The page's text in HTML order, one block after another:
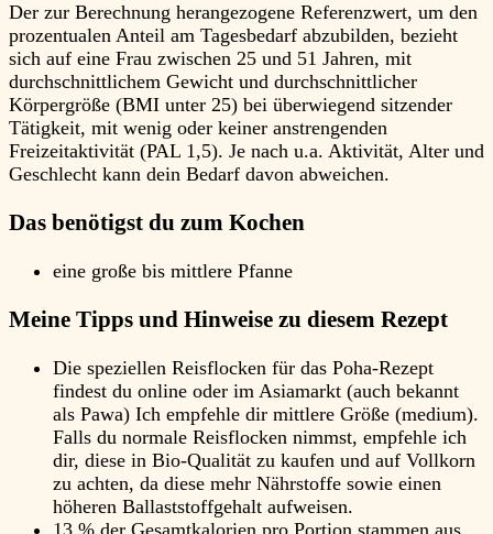
Der zur Berechnung herangezogene Referenzwert, um den
prozentualen Anteil am Tagesbedarf abzubilden, bezieht
sich auf eine Frau zwischen 25 und 51 Jahren, mit
durchschnittlichem Gewicht und durchschnittlicher
Körpergröße (BMI unter 25) bei überwiegend sitzender
Tätigkeit, mit wenig oder keiner anstrengenden
Freizeitaktivität (PAL 1,5). Je nach u.a. Aktivität, Alter und
Geschlecht kann dein Bedarf davon abweichen.
Das benötigst du zum Kochen
eine große bis mittlere Pfanne
Meine Tipps und Hinweise zu diesem Rezept
Die speziellen Reisflocken für das Poha-Rezept
findest du online oder im Asiamarkt (auch bekannt
als Pawa) Ich empfehle dir mittlere Größe (medium).
Falls du normale Reisflocken nimmst, empfehle ich
dir, diese in Bio-Qualität zu kaufen und auf Vollkorn
zu achten, da diese mehr Nährstoffe sowie einen
höheren Ballaststoffgehalt aufweisen.